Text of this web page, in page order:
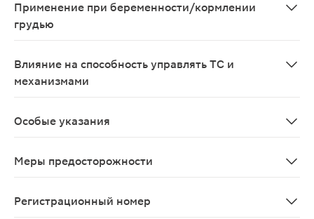
Применение при беременности/кормлении
грудью
Влияние на способность управлять ТС и
механизмами
Особые указания
Меры предосторожности
Регистрационный номер